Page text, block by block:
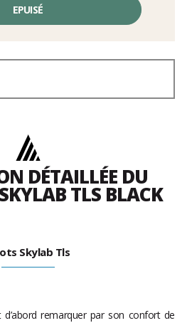
EPUISÉ
DÉTAILLÉE DU
TLS BLACK
Skylab Tls
remarquer par son confort de